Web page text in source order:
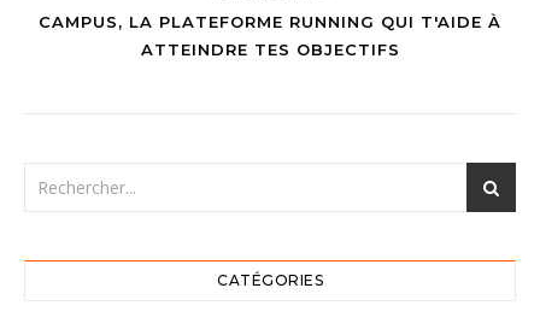
CAMPUS, LA PLATEFORME RUNNING QUI T'AIDE À
ATTEINDRE TES OBJECTIFS
CATÉGORIES